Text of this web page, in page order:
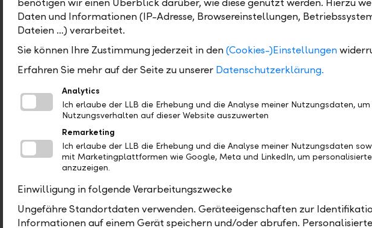
Trinkflaschen ausgerüstet worden waren, erhielten sie bei einer
spannenden Führung durch das Rheinpark Stadion Antworten
und viele weitere Fragen.
Dribbeln mit den Profis des FC Vaduz
Anschliessend ging es richtig los: An fünf verschieden Posten
die Kinder mit den Profis des FC Vaduz. Mit Begeisterung übten
Ballkünstler Tore schiessen, Pässe spielen, dribbeln, jonglieren
mehr. Mit Spiel und Spass sorgten die FC Vaduz-Spieler dabei
strahlende Kinderaugen. Selbstverständlich konnten die Kinder
Training und einem Gruppenfoto mit den FCV-Spielern bei
den eigenen Fussballschuhen.
Der Event wird bei den Kindern und ihren Eltern sicher noch
Daten und Informationen (IP-Adresse, Browsereinstellungen,
Dateien …) verarbeitet.
Sie können Ihre Zustimmung jederzeit in den(Cookies-)Einstellungen
Erfahren Sie mehr auf der Seite zu unserer Datenschutzerklärung.
Analytics
Ich erlaube der LLB die Erhebung und die Analyse meiner Nutzungsdaten,
Nutzungsverhalten auf dieser Website auszuwerten
Remarketing
Ich erlaube der LLB die Erhebung und die Analyse meiner Nutzungsdaten
mit Marketingplattformen wie Google, Meta und LinkedIn, um
anzuzeigen.
Einwilligung in folgende Verarbeitungszwecke
Ungefähre Standortdaten verwenden. Geräteeigenschaften zur
Informationen auf einem Gerät speichern und/oder abrufen.